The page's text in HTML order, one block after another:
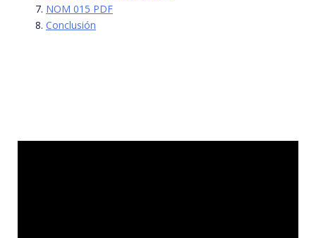
NOM 015 PDF
Conclusión